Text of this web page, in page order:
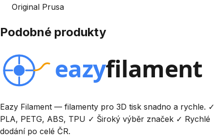
Original Prusa
Podobné produkty
Eazy Filament — filamenty pro 3D tisk snadno a rychle. ✓
PLA, PETG, ABS, TPU ✓ Široký výběr značek ✓ Rychlé
dodání po celé ČR.